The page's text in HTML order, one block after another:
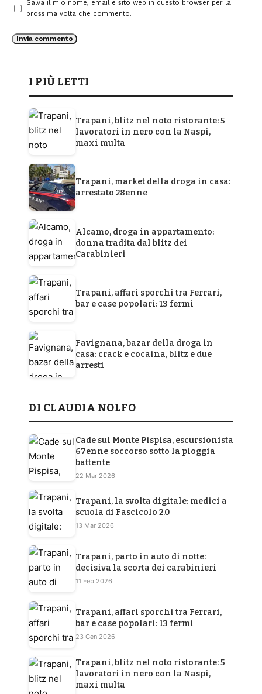
Salva il mio nome, email e sito web in questo browser per la
prossima volta che commento.
I PIÙ LETTI
Trapani, blitz nel noto ristorante: 5
lavoratori in nero con la Naspi,
maxi multa
Trapani, market della droga in casa:
arrestato 28enne
Alcamo, droga in appartamento:
donna tradita dal blitz dei
Carabinieri
Trapani, affari sporchi tra Ferrari,
bar e case popolari: 13 fermi
Favignana, bazar della droga in
casa: crack e cocaina, blitz e due
arresti
DI CLAUDIA NOLFO
Cade sul Monte Pispisa, escursionista
67enne soccorso sotto la pioggia
battente
22 Mar 2026
Trapani, la svolta digitale: medici a
scuola di Fascicolo 2.0
13 Mar 2026
Trapani, parto in auto di notte:
decisiva la scorta dei carabinieri
11 Feb 2026
Trapani, affari sporchi tra Ferrari,
bar e case popolari: 13 fermi
23 Gen 2026
Trapani, blitz nel noto ristorante: 5
lavoratori in nero con la Naspi,
maxi multa